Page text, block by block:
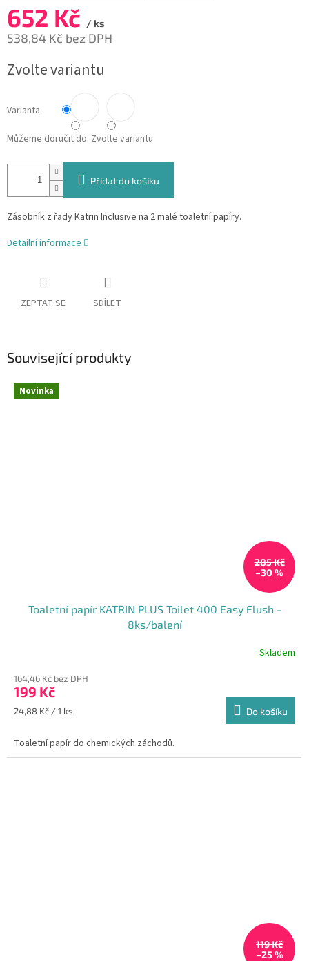
652 Kč / ks
538,84 Kč bez DPH
cena:
Zvolte variantu
Varianta
Můžeme doručit do: Zvolte variantu
Přidat do košíku
Zásobník z řady Katrin Inclusive na 2 malé toaletní papíry.
Detailní informace
ZEPTAT SE SDÍLET
Související produkty
Novinka
285 Kč
–30 %
Toaletní papír KATRIN PLUS Toilet 400 Easy Flush -
8ks/balení
Skladem
164,46 Kč bez DPH
199 Kč
Měrná
24,88 Kč / 1 ks Do košíku
Toaletní papír do chemických záchodů.
119 Kč
–25 %